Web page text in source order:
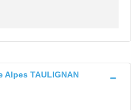
Alpes TAULIGNAN